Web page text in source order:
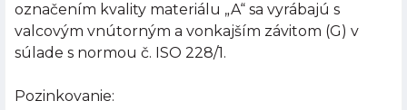
označením kvality materiálu „A“ sa vyrábajú s
valcovým vnútorným a vonkajším závitom (G) v
súlade s normou č. ISO 228/1.
Pozinkovanie: